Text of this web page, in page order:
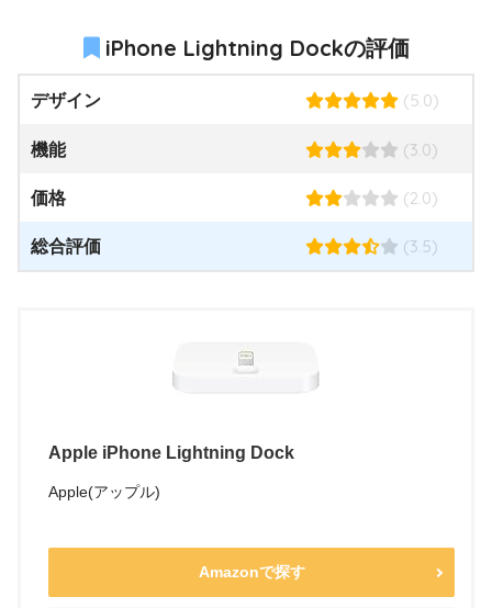
iPhone Lightning Dockの評価
デザイン (5.0)
機能 (3.0)
価格 (2.0)
総合評価 (3.5)
Apple iPhone Lightning Dock
Apple(アップル)
Amazonで探す